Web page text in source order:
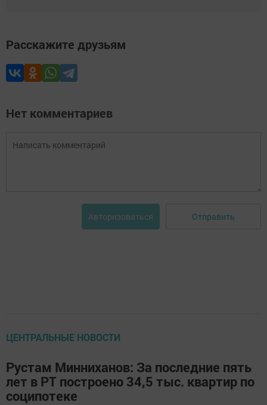
Расскажите друзьям
Нет комментариев
Авторизоваться Отправить
ЦЕНТРАЛЬНЫЕ НОВОСТИ
Рустам Минниханов: За последние пять
лет в РТ построено 34,5 тыс. квартир по
соципотеке